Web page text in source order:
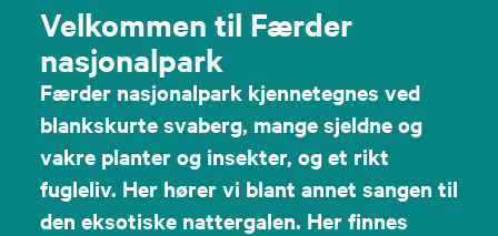
Velkommen til Færder
nasjonalpark
Færder nasjonalpark kjennetegnes ved
blankskurte svaberg, mange sjeldne og
vakre planter og insekter, og et rikt
fugleliv. Her hører vi blant annet sangen til
den eksotiske nattergalen. Her finnes